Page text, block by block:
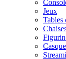
Jeux
Tables